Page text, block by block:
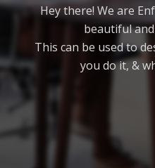
Hey there! We are
beautiful
This can be used to
you do it, &